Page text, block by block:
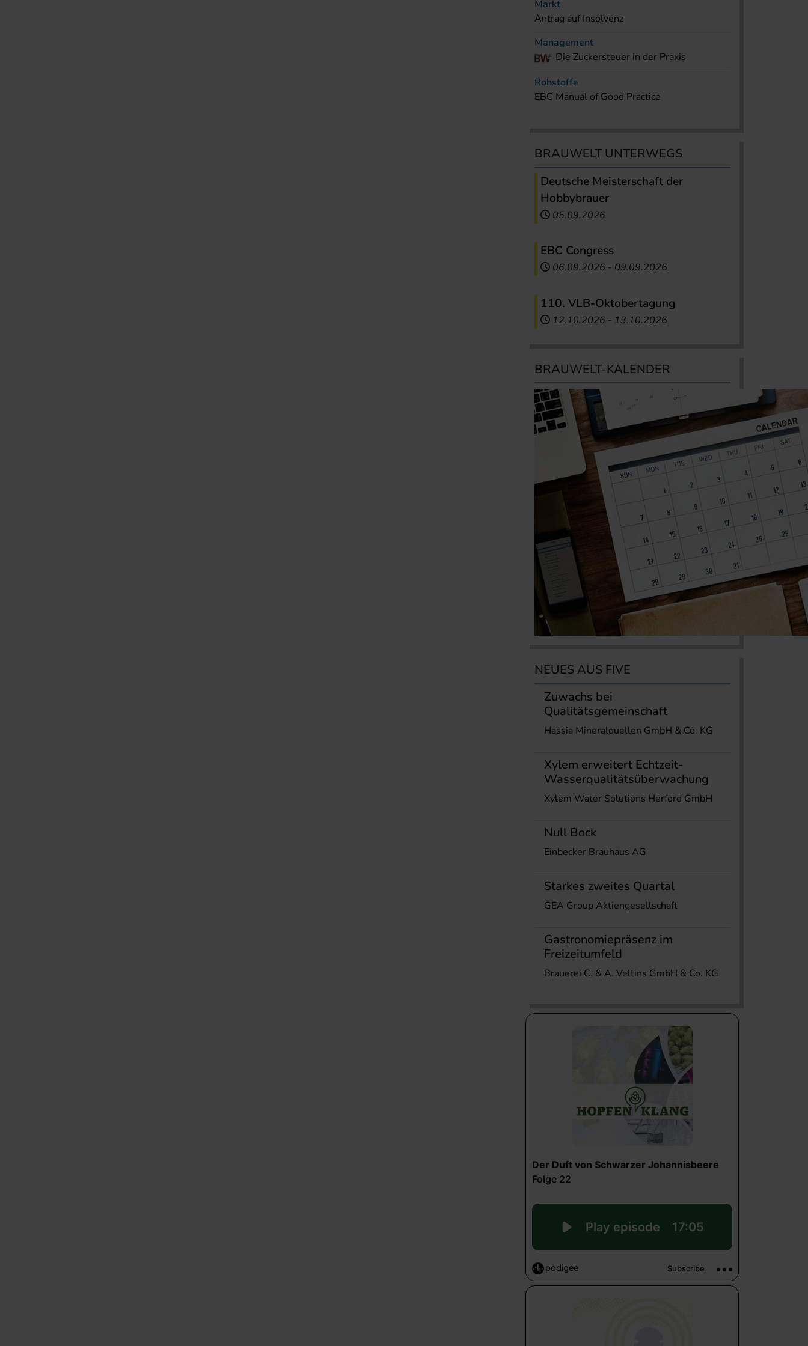
Markt
Antrag auf Insolvenz
Management
Die Zuckersteuer in der Praxis
Rohstoffe
EBC Manual of Good Practice
BRAUWELT UNTERWEGS
Deutsche Meisterschaft der
Hobbybrauer
05.09.2026
EBC Congress
06.09.2026 - 09.09.2026
110. VLB-Oktobertagung
12.10.2026 - 13.10.2026
BRAUWELT-KALENDER
NEUES AUS FIVE
Zuwachs bei
Qualitätsgemeinschaft
Hassia Mineralquellen GmbH & Co. KG
Xylem erweitert Echtzeit-
Wasserqualitätsüberwachung
Xylem Water Solutions Herford GmbH
Null Bock
Einbecker Brauhaus AG
Starkes zweites Quartal
GEA Group Aktiengesellschaft
Gastronomiepräsenz im
Freizeitumfeld
Brauerei C. & A. Veltins GmbH & Co. KG